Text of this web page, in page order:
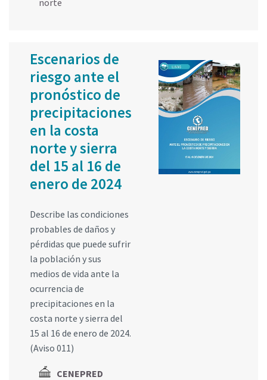
Escenarios de
riesgo ante el
pronóstico de
precipitaciones
en la costa
norte y sierra
del 15 al 16 de
enero de 2024
Describe las condiciones
probables de daños y
pérdidas que puede sufrir
la población y sus
medios de vida ante la
ocurrencia de
precipitaciones en la
costa norte y sierra del
15 al 16 de enero de 2024.
(Aviso 011)
CENEPRED